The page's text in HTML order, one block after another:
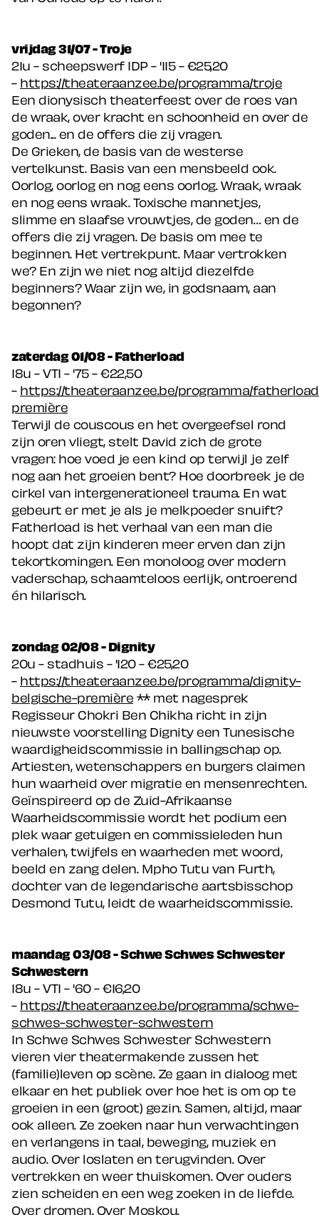
vrijdag 31/07 - Troje
21u - scheepswerf IDP - '115 - €25,20
- https://theateraanzee.be/programma/troje
Een dionysisch theaterfeest over de roes van
de wraak, over kracht en schoonheid en over de
goden... en de offers die zij vragen.
De Grieken, de basis van de westerse
vertelkunst. Basis van een mensbeeld ook.
Oorlog, oorlog en nog eens oorlog. Wraak, wraak
en nog eens wraak. Toxische mannetjes,
slimme en slaafse vrouwtjes, de goden… en de
offers die zij vragen. De basis om mee te
beginnen. Het vertrekpunt. Maar vertrokken
we? En zijn we niet nog altijd diezelfde
beginners? Waar zijn we, in godsnaam, aan
begonnen?
zaterdag 01/08 - Fatherload
18u - VTI - '75 - €22,50
- https://theateraanzee.be/programma/
première
Terwijl de couscous en het overgeefsel rond
zijn oren vliegt, stelt David zich de grote
vragen: hoe voed je een kind op terwijl je zelf
nog aan het groeien bent? Hoe doorbreek je de
cirkel van intergenerationeel trauma. En wat
gebeurt er met je als je melkpoeder snuift?
Fatherload is het verhaal van een man die
hoopt dat zijn kinderen meer erven dan zijn
tekortkomingen. Een monoloog over modern
vaderschap, schaamteloos eerlijk, ontroerend
én hilarisch.
zondag 02/08 - Dignity
20u - stadhuis - '120 - €25,20
- https://theateraanzee.be/programma/dignity-
belgische-première ** met nagesprek
Regisseur Chokri Ben Chikha richt in zijn
nieuwste voorstelling Dignity een Tunesische
waardigheidscommissie in ballingschap op.
Artiesten, wetenschappers en burgers claimen
hun waarheid over migratie en mensenrechten.
Geïnspireerd op de Zuid-Afrikaanse
Waarheidscommissie wordt het podium een
plek waar getuigen en commissieleden hun
verhalen, twijfels en waarheden met woord,
beeld en zang delen. Mpho Tutu van Furth,
dochter van de legendarische aartsbisschop
Desmond Tutu, leidt de waarheidscommissie.
maandag 03/08 - Schwe Schwes Schwester
Schwestern
18u - VTI - '60 - €16,20
- https://theateraanzee.be/programma/schwe-
schwes-schwester-schwestern
In Schwe Schwes Schwester Schwestern
vieren vier theatermakende zussen het
(familie)leven op scène. Ze gaan in dialoog met
elkaar en het publiek over hoe het is om op te
groeien in een (groot) gezin. Samen, altijd, maar
ook alleen. Ze zoeken naar hun verwachtingen
en verlangens in taal, beweging, muziek en
audio. Over loslaten en terugvinden. Over
vertrekken en weer thuiskomen. Over ouders
zien scheiden en een weg zoeken in de liefde.
Over dromen. Over Moskou.